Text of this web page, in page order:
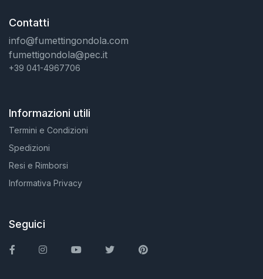
Contatti
info@fumettingondola.com
fumettigondola@pec.it
+39 041-4967706
Informazioni utili
Termini e Condizioni
Spedizioni
Resi e Rimborsi
Informativa Privacy
Seguici
FacebookInstagramYou TubeTwitter Pinterest